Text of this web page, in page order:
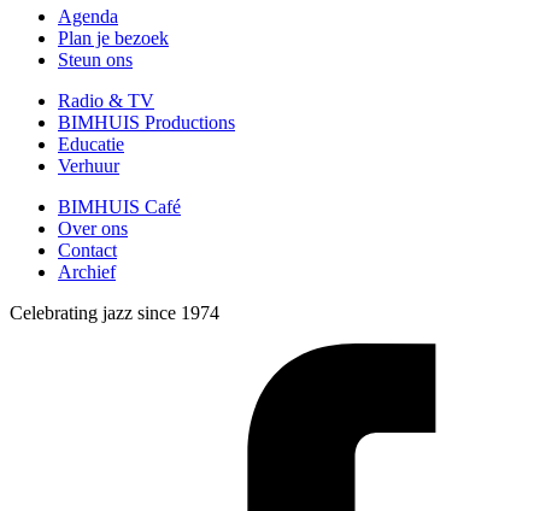
Agenda
Plan je bezoek
Steun ons
Radio & TV
BIMHUIS Productions
Educatie
Verhuur
BIMHUIS Café
Over ons
Contact
Archief
Celebrating jazz since 1974